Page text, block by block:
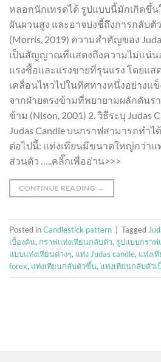
หลอกนักเทรดได้ รูปแบบนี้มักเกิดขึ้
ผันผวนสูง และอาจบ่งชี้ถึงการกลับ
(Morris, 2019) ความสำคัญของ
เป็นสัญญาณที่แสดงถึงความไม่แน่น
แรงซื้อและแรงขายที่รุนแรง โดยแส
เคลื่อนไหวไปในทิศทางหนึ่งอย่างแ
จากฝ่ายตรงข้ามที่พยายามผลักดันร
ข้าม (Nison, 2001) 2. วิธีระบุ Judas
Judas Candle บนกราฟสามารถทำ
ต่อไปนี้: แท่งเทียนมีขนาดใหญ่กว่าแ
ส่วนตัว …..คลิ๊กเพื่ออ่าน>>>
CONTINUE READING →
Posted inCandlestick pattern Tagged
เบื้องต้น, กราฟแท่งเทียนกลับตัว, รูปแบบกราฟ
แบบแท่งเทียนต่างๆ, แท่ง Judas candle, แท่งเ
forex, แท่งเทียนกลับตัวขึ้น, แท่งเทียนกลับตัว